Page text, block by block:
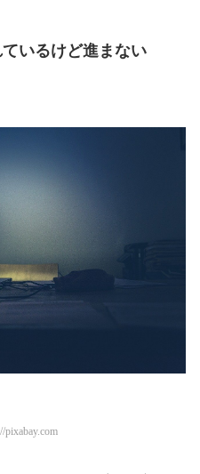
いるけど進まない
pixabay.com